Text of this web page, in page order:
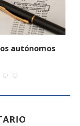
autónomos